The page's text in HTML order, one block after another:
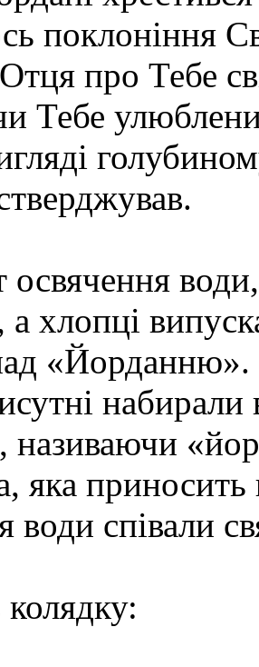
поклоніння
про Тебе
Тебе
води,
хлопці
«Йорданню».
набирали
називаючи
яка приносить
води співали